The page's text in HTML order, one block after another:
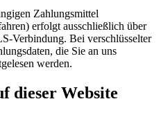
Zahlungsmittel
erfolgt ausschließlich über
Verbindung. Bei verschlüsselter
die Sie an uns
werden.
dieser Website